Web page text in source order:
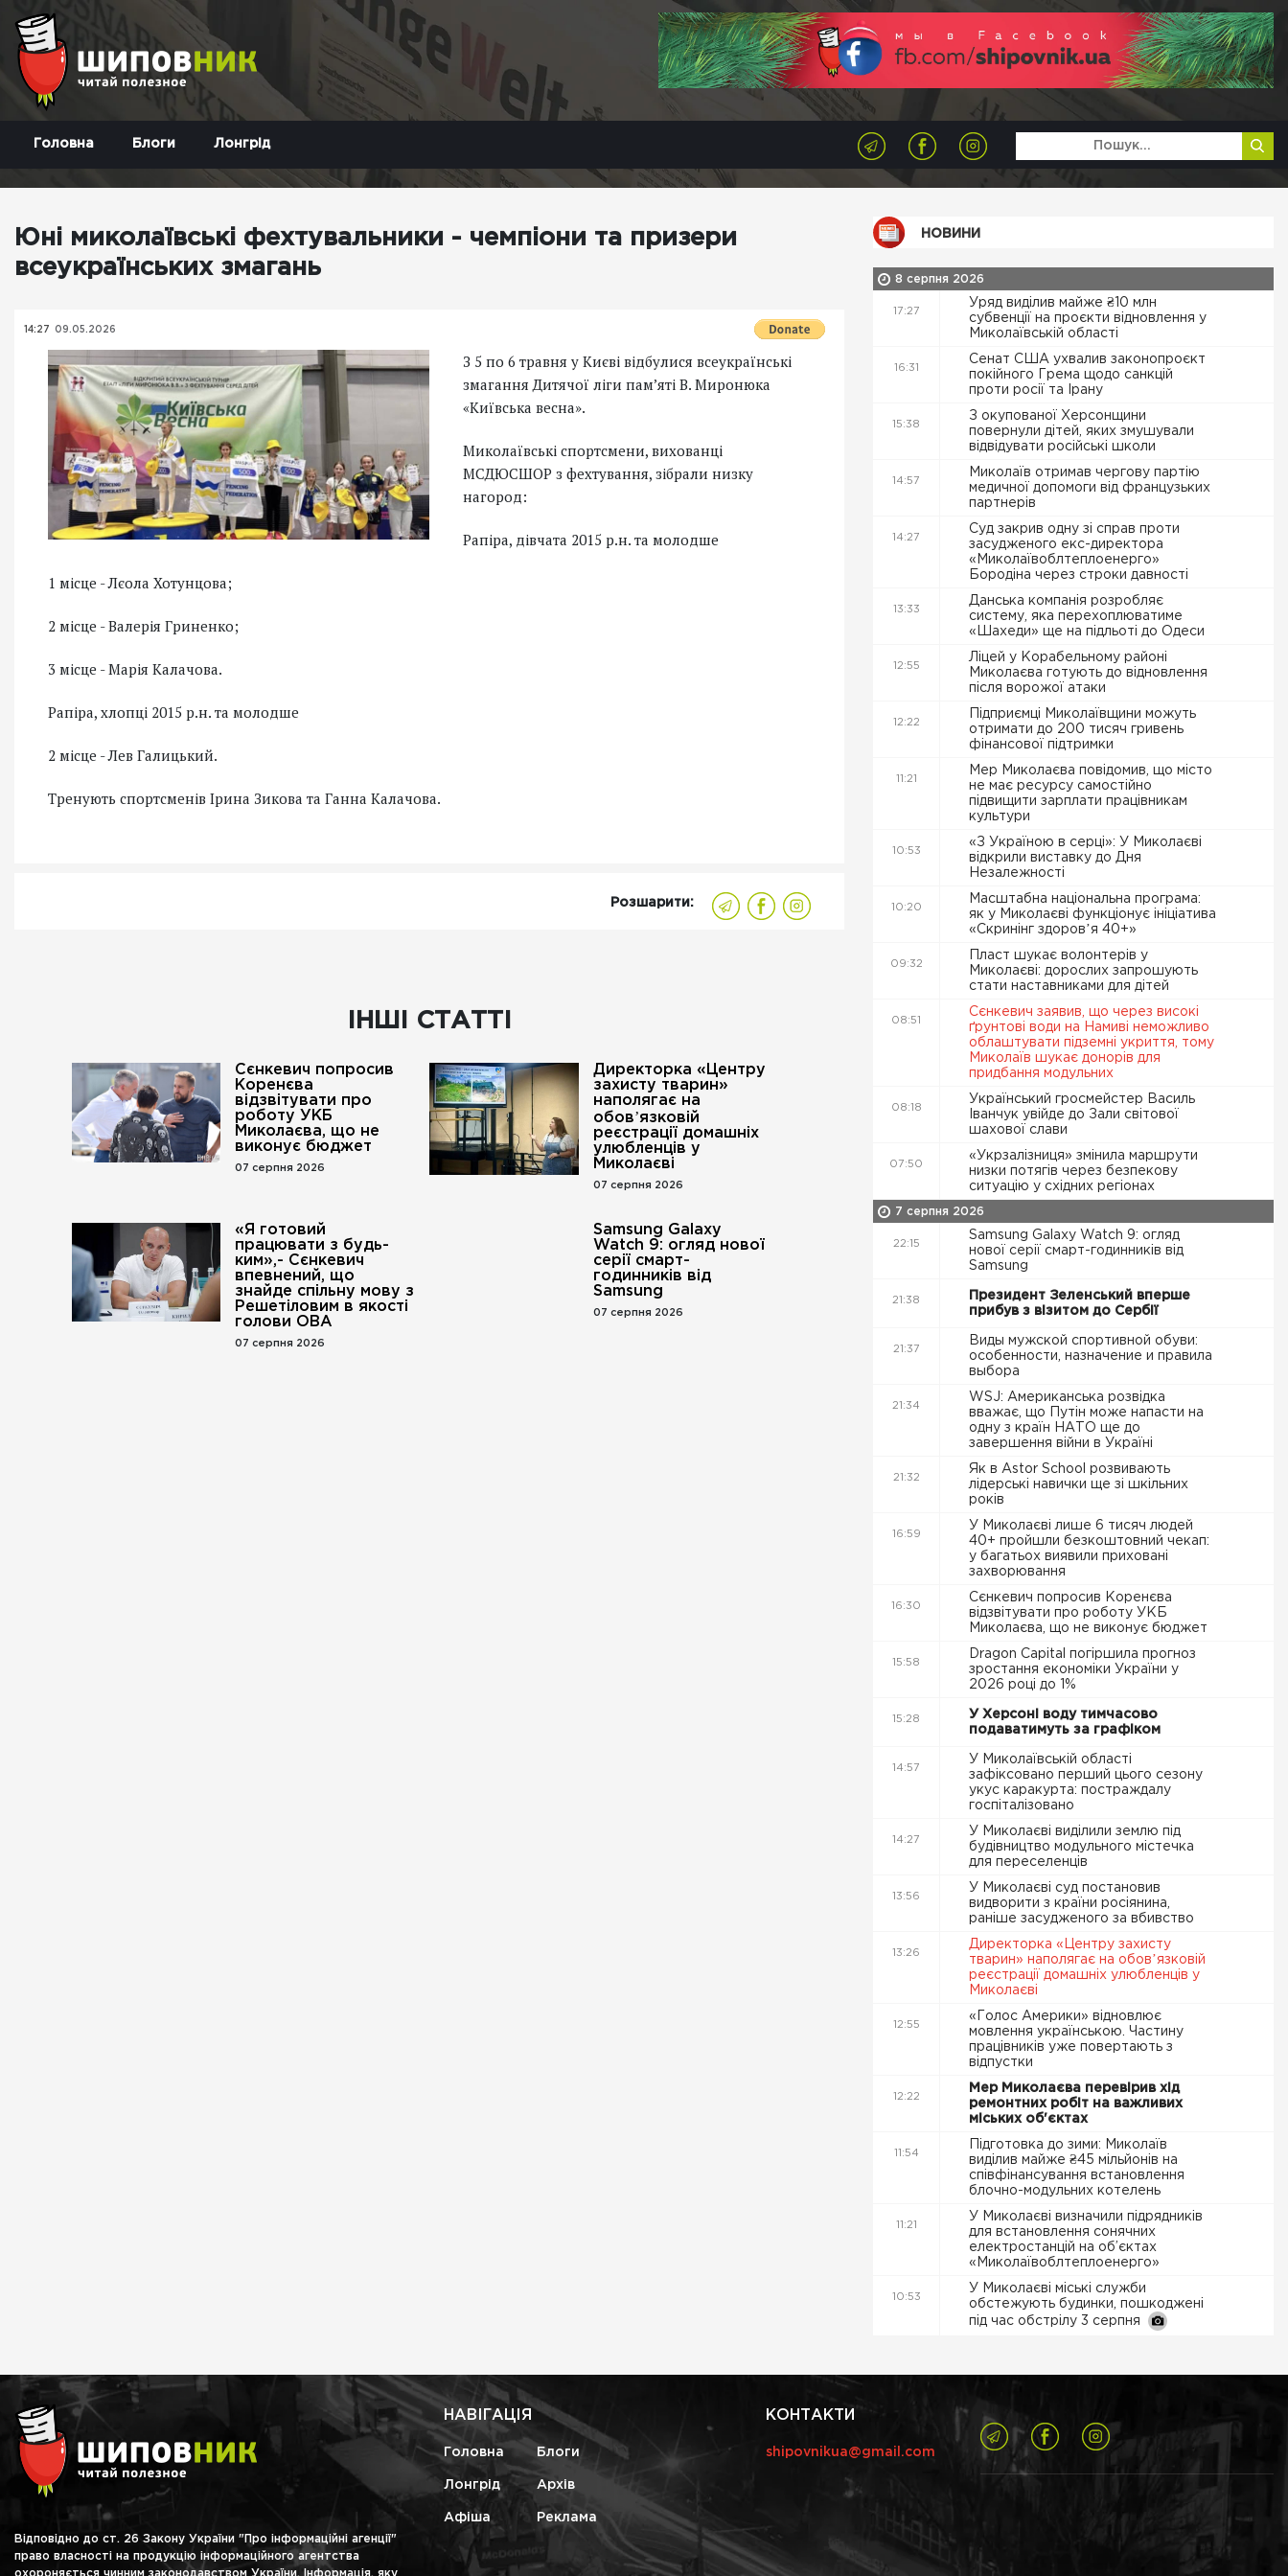
Головна Блоги Лонгрід
Юні миколаївські фехтувальники - чемпіони та призери
всеукраїнських змагань
14:27 09.05.2026
З 5 по 6 травня у Києві відбулися всеукраїнські
змагання Дитячої ліги пам’яті В. Миронюка
«Київська весна».
Миколаївські спортсмени, вихованці
МСДЮСШОР з фехтування, зібрали низку
нагород:
Рапіра, дівчата 2015 р.н. та молодше
1 місце - Лєола Хотунцова;
2 місце - Валерія Гриненко;
3 місце - Марія Калачова.
Рапіра, хлопці 2015 р.н. та молодше
2 місце - Лев Галицький.
Тренують спортсменів Ірина Зикова та Ганна Калачова.
Розшарити:
ІНШІ СТАТТІ
Сєнкевич попросив
Коренєва
відзвітувати про
роботу УКБ
Миколаєва, що не
виконує бюджет
07 серпня 2026
Директорка «Центру
захисту тварин»
наполягає на
обовʼязковій
реєстрації домашніх
улюбленців у
Миколаєві
07 серпня 2026
«Я готовий
працювати з будь-
ким»,- Сєнкевич
впевнений, що
знайде спільну мову з
Решетіловим в якості
голови ОВА
07 серпня 2026
Samsung Galaxy
Watch 9: огляд нової
серії смарт-
годинників від
Samsung
07 серпня 2026
НОВИНИ
8 серпня 2026
17:27
Уряд виділив майже ₴10 млн
субвенції на проєкти відновлення у
Миколаївській області
16:31
Сенат США ухвалив законопроєкт
покійного Грема щодо санкцій
проти росії та Ірану
15:38
З окупованої Херсонщини
повернули дітей, яких змушували
відвідувати російські школи
14:57
Миколаїв отримав чергову партію
медичної допомоги від французьких
партнерів
14:27
Суд закрив одну зі справ проти
засудженого екс-директора
«Миколаївоблтеплоенерго»
Бородіна через строки давності
13:33
Данська компанія розробляє
систему, яка перехоплюватиме
«Шахеди» ще на підльоті до Одеси
12:55
Ліцей у Корабельному районі
Миколаєва готують до відновлення
після ворожої атаки
12:22
Підприємці Миколаївщини можуть
отримати до 200 тисяч гривень
фінансової підтримки
11:21
Мер Миколаєва повідомив, що місто
не має ресурсу самостійно
підвищити зарплати працівникам
культури
10:53
«З Україною в серці»: У Миколаєві
відкрили виставку до Дня
Незалежності
10:20
Масштабна національна програма:
як у Миколаєві функціонує ініціатива
«Скринінг здоровʼя 40+»
09:32
Пласт шукає волонтерів у
Миколаєві: дорослих запрошують
стати наставниками для дітей
08:51
Сєнкевич заявив, що через високі
ґрунтові води на Намиві неможливо
облаштувати підземні укриття, тому
Миколаїв шукає донорів для
придбання модульних
08:18
Український гросмейстер Василь
Іванчук увійде до Зали світової
шахової слави
07:50
«Укрзалізниця» змінила маршрути
низки потягів через безпекову
ситуацію у східних регіонах
7 серпня 2026
22:15
Samsung Galaxy Watch 9: огляд
нової серії смарт-годинників від
Samsung
21:38
Президент Зеленський вперше
прибув з візитом до Сербії
21:37
Виды мужской спортивной обуви:
особенности, назначение и правила
выбора
21:34
WSJ: Американська розвідка
вважає, що Путін може напасти на
одну з країн НАТО ще до
завершення війни в Україні
21:32
Як в Astor School розвивають
лідерські навички ще зі шкільних
років
16:59
У Миколаєві лише 6 тисяч людей
40+ пройшли безкоштовний чекап:
у багатьох виявили приховані
захворювання
16:30
Сєнкевич попросив Коренєва
відзвітувати про роботу УКБ
Миколаєва, що не виконує бюджет
15:58
Dragon Capital погіршила прогноз
зростання економіки України у
2026 році до 1%
15:28
У Херсоні воду тимчасово
подаватимуть за графіком
14:57
У Миколаївській області
зафіксовано перший цього сезону
укус каракурта: постраждалу
госпіталізовано
14:27
У Миколаєві виділили землю під
будівництво модульного містечка
для переселенців
13:56
У Миколаєві суд постановив
видворити з країни росіянина,
раніше засудженого за вбивство
13:26
Директорка «Центру захисту
тварин» наполягає на обовʼязковій
реєстрації домашніх улюбленців у
Миколаєві
12:55
«Голос Америки» відновлює
мовлення українською. Частину
працівників уже повертають з
відпустки
12:22
Мер Миколаєва перевірив хід
ремонтних робіт на важливих
міських об'єктах
11:54
Підготовка до зими: Миколаїв
виділив майже ₴45 мільйонів на
співфінансування встановлення
блочно-модульних котелень
11:21
У Миколаєві визначили підрядників
для встановлення сонячних
електростанцій на об’єктах
«Миколаївоблтеплоенерго»
10:53
У Миколаєві міські служби
обстежують будинки, пошкоджені
під час обстрілу 3 серпня
Відповідно до ст. 26 Закону України "Про інформаційні агенції"
право власності на продукцію інформаційного агентства
охороняється чинним законодавством України. Інформація, яку
НАВІГАЦІЯ
Головна Блоги
Лонгрід Архів
Афіша Реклама
КОНТАКТИ
shipovnikua@gmail.com